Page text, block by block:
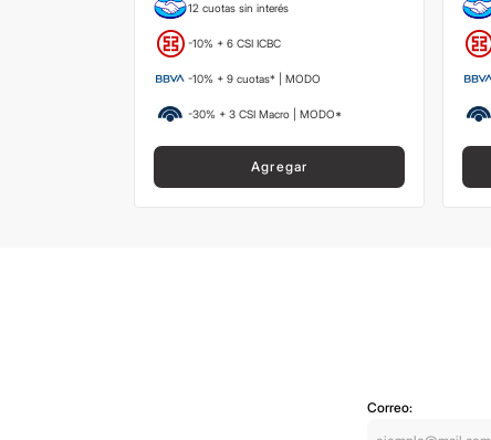
12 cuotas sin interés
-10% + 6 CSI ICBC
-10% + 9 cuotas* | MODO
-30% + 3 CSI Macro | MODO*
Agregar
Correo: